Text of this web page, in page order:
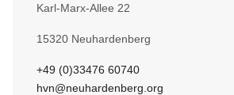
Karl-Marx-Allee 22
15320 Neuhardenberg
+49 (0)33476 60740
hvn@neuhardenberg.org